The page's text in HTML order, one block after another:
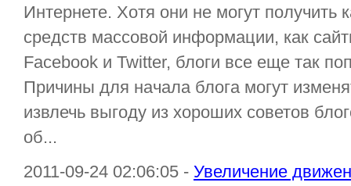
Интернете. Хотя они не могут
средств массовой информации, как
Facebook и Twitter, блоги все еще так
Причины для начала блога могут
извлечь выгоду из хороших советов
об...
2011-09-24 02:06:05 - Увеличение